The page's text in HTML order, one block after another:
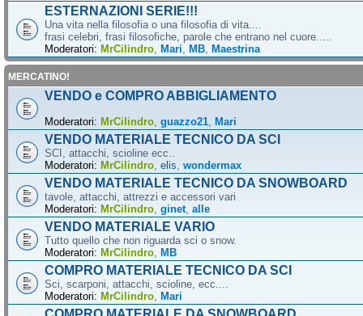
ESTERNAZIONI SERIE!!!
Una vita nella filosofia o una filosofia di vita....
frasi celebri, frasi filosofiche, parole che entrano nel cuore.....
Moderatori: MrCilindro Mari MB Maestrina
MERCATINO!
VENDO e COMPRO ABBIGLIAMENTO
Moderatori: MrCilindro guazzo21 Mari
VENDO MATERIALE TECNICO DA SCI
SCI, attacchi, scioline ecc..
Moderatori: MrCilindro elis wondermax
VENDO MATERIALE TECNICO DA SNOWBOARD
tavole, attacchi, attrezzi e accessori vari
Moderatori: MrCilindro ginet alle
VENDO MATERIALE VARIO
Tutto quello che non riguarda sci o snow.
Moderatori: MrCilindro MB
COMPRO MATERIALE TECNICO DA SCI
Sci, scarponi, attacchi, scioline, ecc....
Moderatori: MrCilindro Mari